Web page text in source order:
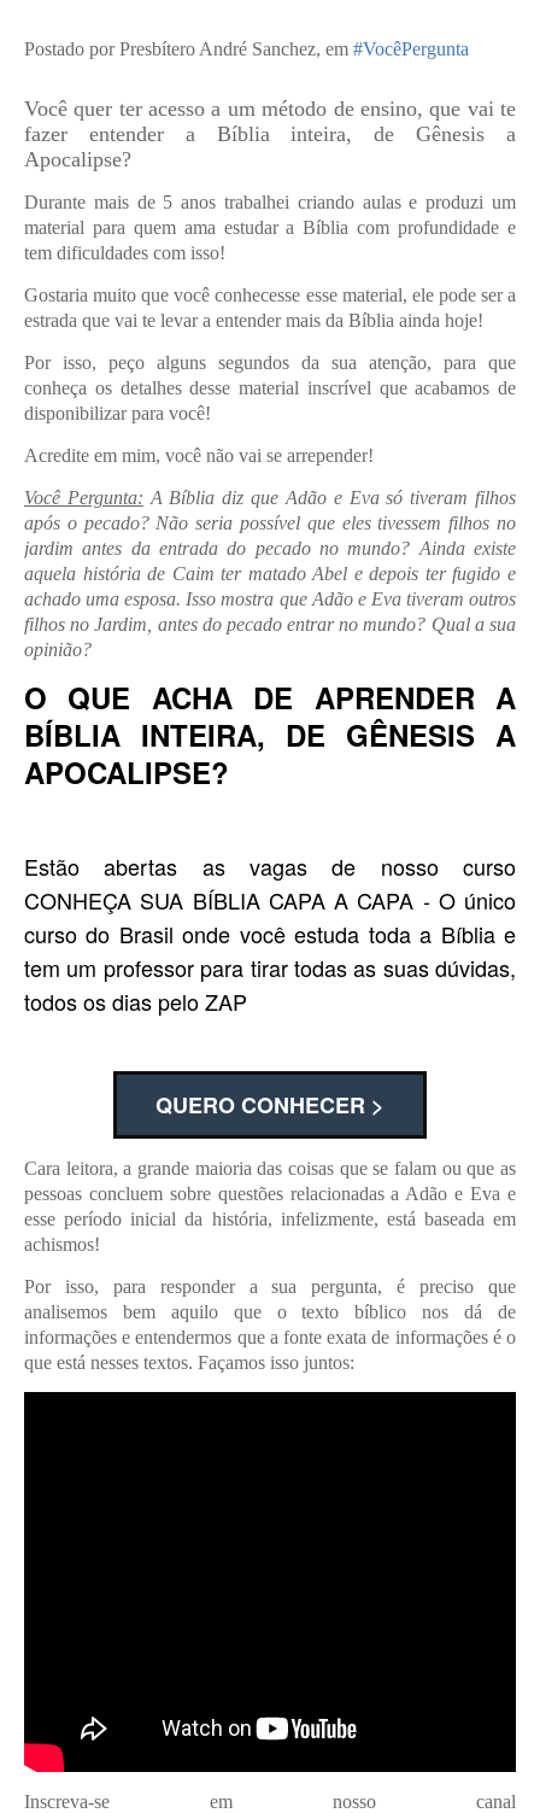
Postado porPresbítero André Sanchez, em #VocêPergunta
Você quer ter acesso a um método de ensino, que vai te
fazer entender a Bíblia inteira, de Gênesis a
Apocalipse?
Durante mais de 5 anos trabalhei criando aulas e produzi um
material para quem ama estudar a Bíblia com profundidade e
tem dificuldades com isso!
Gostaria muito que você conhecesse esse material, ele pode ser a
estrada que vai te levar a entender mais da Bíblia ainda hoje!
Por isso, peço alguns segundos da sua atenção, para que
conheça os detalhes desse material inscrível que acabamos de
disponibilizar para você!
Acredite em mim, você não vai se arrepender!
Você Pergunta: A Bíblia diz que Adão e Eva só tiveram filhos
após o pecado? Não seria possível que eles tivessem filhos no
jardim antes da entrada do pecado no mundo? Ainda existe
aquela história de Caim ter matado Abel e depois ter fugido e
achado uma esposa. Isso mostra que Adão e Eva tiveram outros
filhos no Jardim, antes do pecado entrar no mundo? Qual a sua
opinião?
O QUE ACHA DE APRENDER A
BÍBLIA INTEIRA, DE GÊNESIS A
APOCALIPSE?
Estão abertas as vagas de nosso curso
CONHEÇA SUA BÍBLIA CAPA A CAPA - O único
curso do Brasil onde você estuda toda a Bíblia e
tem um professor para tirar todas as suas dúvidas,
todos os dias pelo ZAP
QUERO CONHECER >
Cara leitora, a grande maioria das coisas que se falam ou que as
pessoas concluem sobre questões relacionadas a Adão e Eva e
esse período inicial da história, infelizmente, está baseada em
achismos!
Por isso, para responder a sua pergunta, é preciso que
analisemos bem aquilo que o texto bíblico nos dá de
informações e entendermos que a fonte exata de informações é o
que está nesses textos. Façamos isso juntos:
Inscreva-se em nosso canal